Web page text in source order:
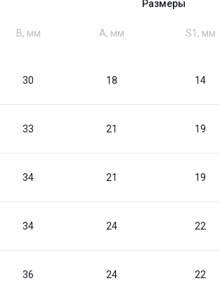
Размеры
B, мм A, мм S1, мм
30 18 14
33 21 19
34 21 19
34 24 22
36 24 22